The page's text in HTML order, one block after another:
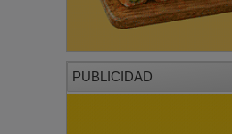
PUBLICIDAD